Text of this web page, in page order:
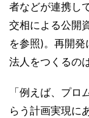
者などが連携し
交相による公開
を参照)。再開
法人をつくるの
「例えば、プ
らう計画実現に